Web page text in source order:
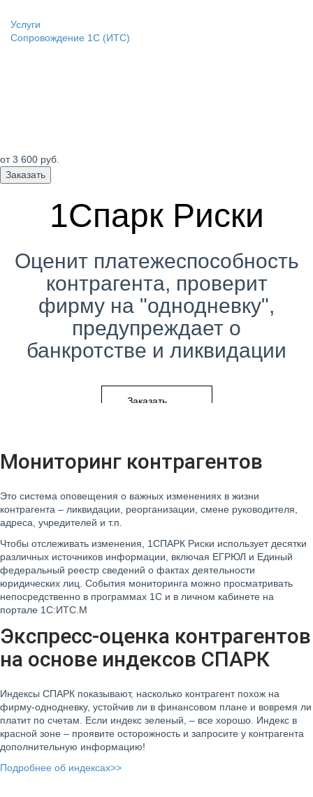
Услуги
Сопровождение 1С (ИТС)
от 3 600 руб.
Заказать
1Спарк Риски
Оценит платежеспособность
контрагента, проверит
фирму на "однодневку",
предупреждает о
банкротстве и ликвидации
Заказать
Мониторинг контрагентов
Это система оповещения о важных изменениях в жизни
контрагента – ликвидации, реорганизации, смене руководителя,
адреса, учредителей и т.п.
Чтобы отслеживать изменения, 1СПАРК Риски использует десятки
различных источников информации, включая ЕГРЮЛ и Единый
федеральный реестр сведений о фактах деятельности
юридических лиц. События мониторинга можно просматривать
непосредственно в программах 1С и в личном кабинете на
портале 1С:ИТС.M
Экспресс-оценка контрагентов
на основе индексов СПАРК
Индексы СПАРК показывают, насколько контрагент похож на
фирму-однодневку, устойчив ли в финансовом плане и вовремя ли
платит по счетам. Если индекс зеленый, – все хорошо. Индекс в
красной зоне – проявите осторожность и запросите у контрагента
дополнительную информацию!
Подробнее об индексах>>